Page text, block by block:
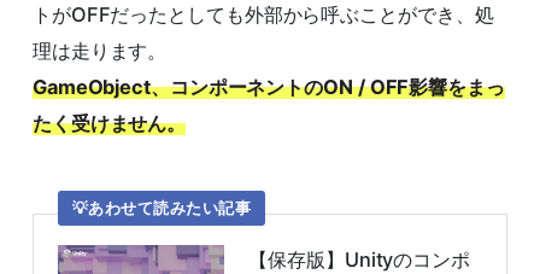
トがOFFだったとしても外部から呼ぶことができ、処
理は走ります。
GameObject、コンポーネントのON / OFF影響をまっ
たく受けません。
あわせて読みたい記事
【保存版】Unityのコンポ